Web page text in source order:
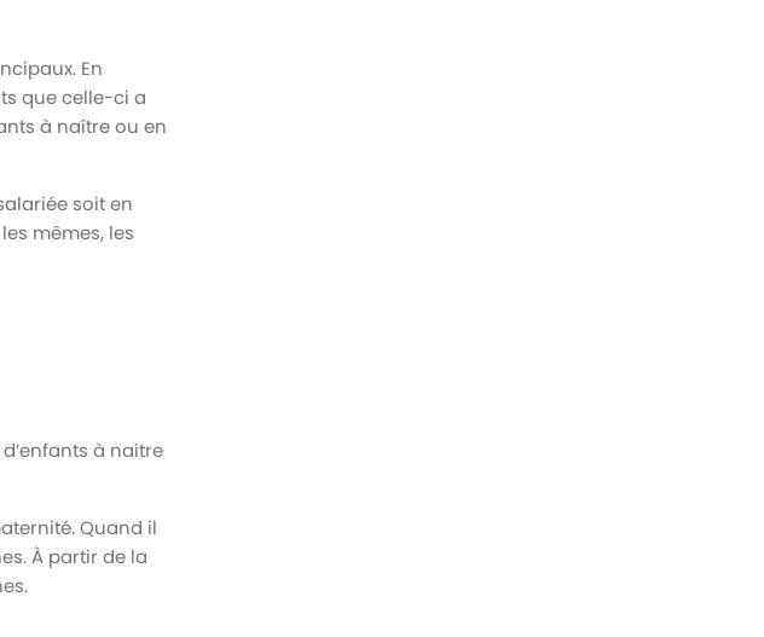
En
que celle-ci a
à naître ou en
soit en
mêmes, les
à naitre
Quand il
À partir de la